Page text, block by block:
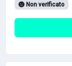
Non verificato